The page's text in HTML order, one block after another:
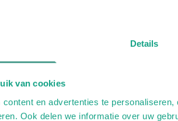
Details
van cookies
en advertenties te
Ook delen we informatie over uw